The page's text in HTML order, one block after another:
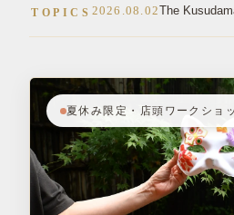
TOPICS 2026.08.02明治のつま
夏休み限定・店頭ワークショ